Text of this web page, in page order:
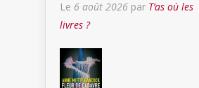
Le 6 août 2026 par T’as où les
livres ?